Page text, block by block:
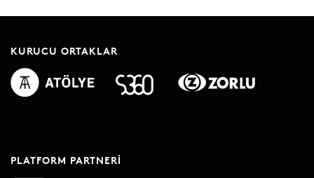
KURUCU ORTAKLAR
PLATFORM PARTNERI